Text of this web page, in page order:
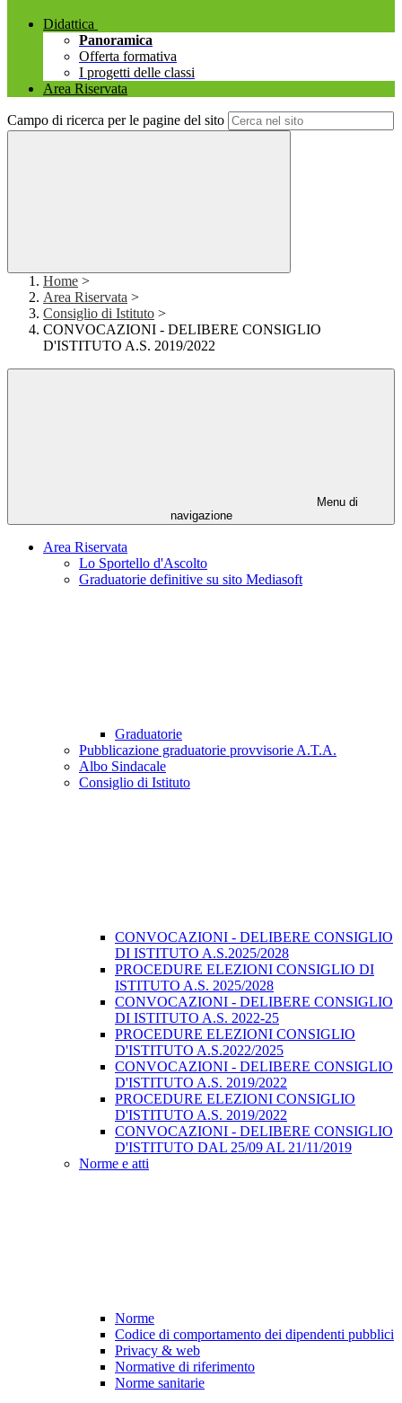
Didattica
Panoramica
Offerta formativa
I progetti delle classi
Area Riservata
Campo di ricerca per le pagine del sito
Home >
Area Riservata >
Consiglio di Istituto >
CONVOCAZIONI - DELIBERE CONSIGLIO
D'ISTITUTO A.S. 2019/2022
Menu di
navigazione
Area Riservata
Lo Sportello d'Ascolto
Graduatorie definitive su sito Mediasoft
Graduatorie
Pubblicazione graduatorie provvisorie A.T.A.
Albo Sindacale
Consiglio di Istituto
CONVOCAZIONI - DELIBERE CONSIGLIO
DI ISTITUTO A.S.2025/2028
PROCEDURE ELEZIONI CONSIGLIO DI
ISTITUTO A.S. 2025/2028
CONVOCAZIONI - DELIBERE CONSIGLIO
DI ISTITUTO A.S. 2022-25
PROCEDURE ELEZIONI CONSIGLIO
D'ISTITUTO A.S.2022/2025
CONVOCAZIONI - DELIBERE CONSIGLIO
D'ISTITUTO A.S. 2019/2022
PROCEDURE ELEZIONI CONSIGLIO
D'ISTITUTO A.S. 2019/2022
CONVOCAZIONI - DELIBERE CONSIGLIO
D'ISTITUTO DAL 25/09 AL 21/11/2019
Norme e atti
Norme
Codice di comportamento dei dipendenti pubblici
Privacy & web
Normative di riferimento
Norme sanitarie